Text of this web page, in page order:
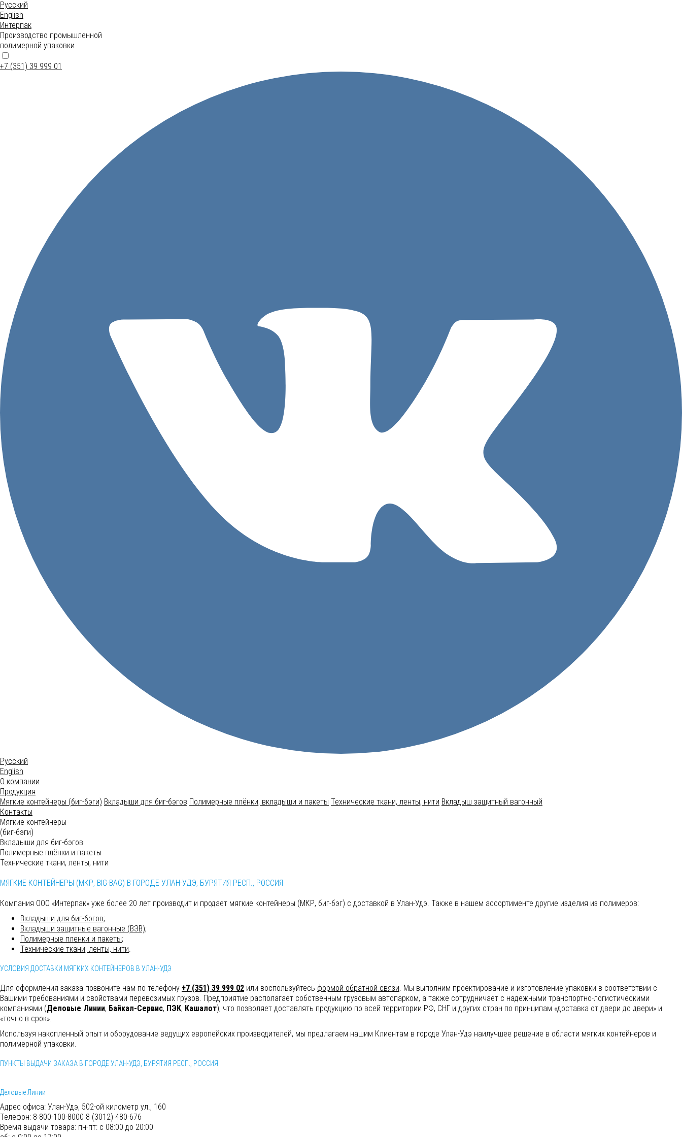
Русский
English
Интерпак
Производство промышленной
полимерной упаковки
+7 (351) 39 999 01
Русский
English
О компании
Продукция
Мягкие контейнеры (биг-бэги) Вкладыши для биг-бэгов Полимерные плёнки, вкладыши и пакеты Технические ткани, ленты, нити Вкладыш защитный вагонный
Контакты
Мягкие контейнеры
(биг-бэги)
Вкладыши для биг-бэгов
Полимерные плёнки и пакеты
Технические ткани, ленты, нити
МЯГКИЕ КОНТЕЙНЕРЫ (МКР, BIG-BAG) В ГОРОДЕ УЛАН-УДЭ, БУРЯТИЯ РЕСП., РОССИЯ
Компания ООО «Интерпак» уже более 20 лет производит и продает мягкие контейнеры (МКР, биг-бэг) с доставкой в Улан-Удэ. Также в нашем ассортименте другие изделия из полимеров:
Вкладыши для биг-бэгов;
Вкладыши защитные вагонные (ВЗВ);
Полимерные пленки и пакеты;
Технические ткани, ленты, нити.
УСЛОВИЯ ДОСТАВКИ МЯГКИХ КОНТЕЙНЕРОВ В УЛАН-УДЭ
Для оформления заказа позвоните нам по телефону +7 (351) 39 999 02 или воспользуйтесь формой обратной связи. Мы выполним проектирование и изготовление упаковки в соответствии с
Вашими требованиями и свойствами перевозимых грузов. Предприятие располагает собственным грузовым автопарком, а также сотрудничает с надежными транспортно-логистическими
компаниями (Деловые Линии, Байкал-Сервис, ПЭК, Кашалот), что позволяет доставлять продукцию по всей территории РФ, СНГ и других стран по принципам «доставка от двери до двери» и
«точно в срок».
Используя накопленный опыт и оборудование ведущих европейских производителей, мы предлагаем нашим Клиентам в городе Улан-Удэ наилучшее решение в области мягких контейнеров и
полимерной упаковки.
ПУНКТЫ ВЫДАЧИ ЗАКАЗА В ГОРОДЕ УЛАН-УДЭ, БУРЯТИЯ РЕСП., РОССИЯ
Деловые Линии
Адрес офиса: Улан-Удэ, 502-ой километр ул., 160
Телефон: 8-800-100-8000 8 (3012) 480-676
Время выдачи товара: пн-пт: с 08:00 до 20:00